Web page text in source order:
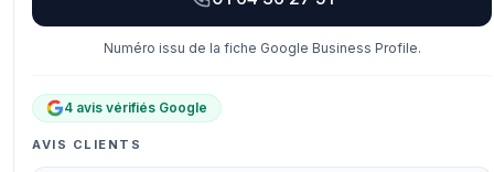
Numéro issu de la fiche Google Business Profile.
4 avis vérifiés Google
AVIS CLIENTS